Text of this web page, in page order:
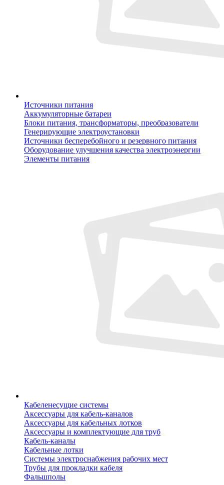
Источники питания
Аккумуляторные батареи
Блоки питания, трансформаторы, преобразователи
Генерирующие электроустановки
Источники бесперебойного и резервного питания
Оборудование улучшения качества электроэнергии
Элементы питания
Кабеленесущие системы
Аксессуары для кабель-каналов
Аксессуары для кабельных лотков
Аксессуары и комплектующие для труб
Кабель-каналы
Кабельные лотки
Системы электроснабжения рабочих мест
Трубы для прокладки кабеля
Фальшполы